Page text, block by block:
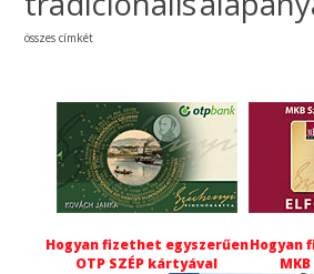
összes címkét
Hogyan fizethet egyszerűen
OTP SZÉP kártyával
Hogyan